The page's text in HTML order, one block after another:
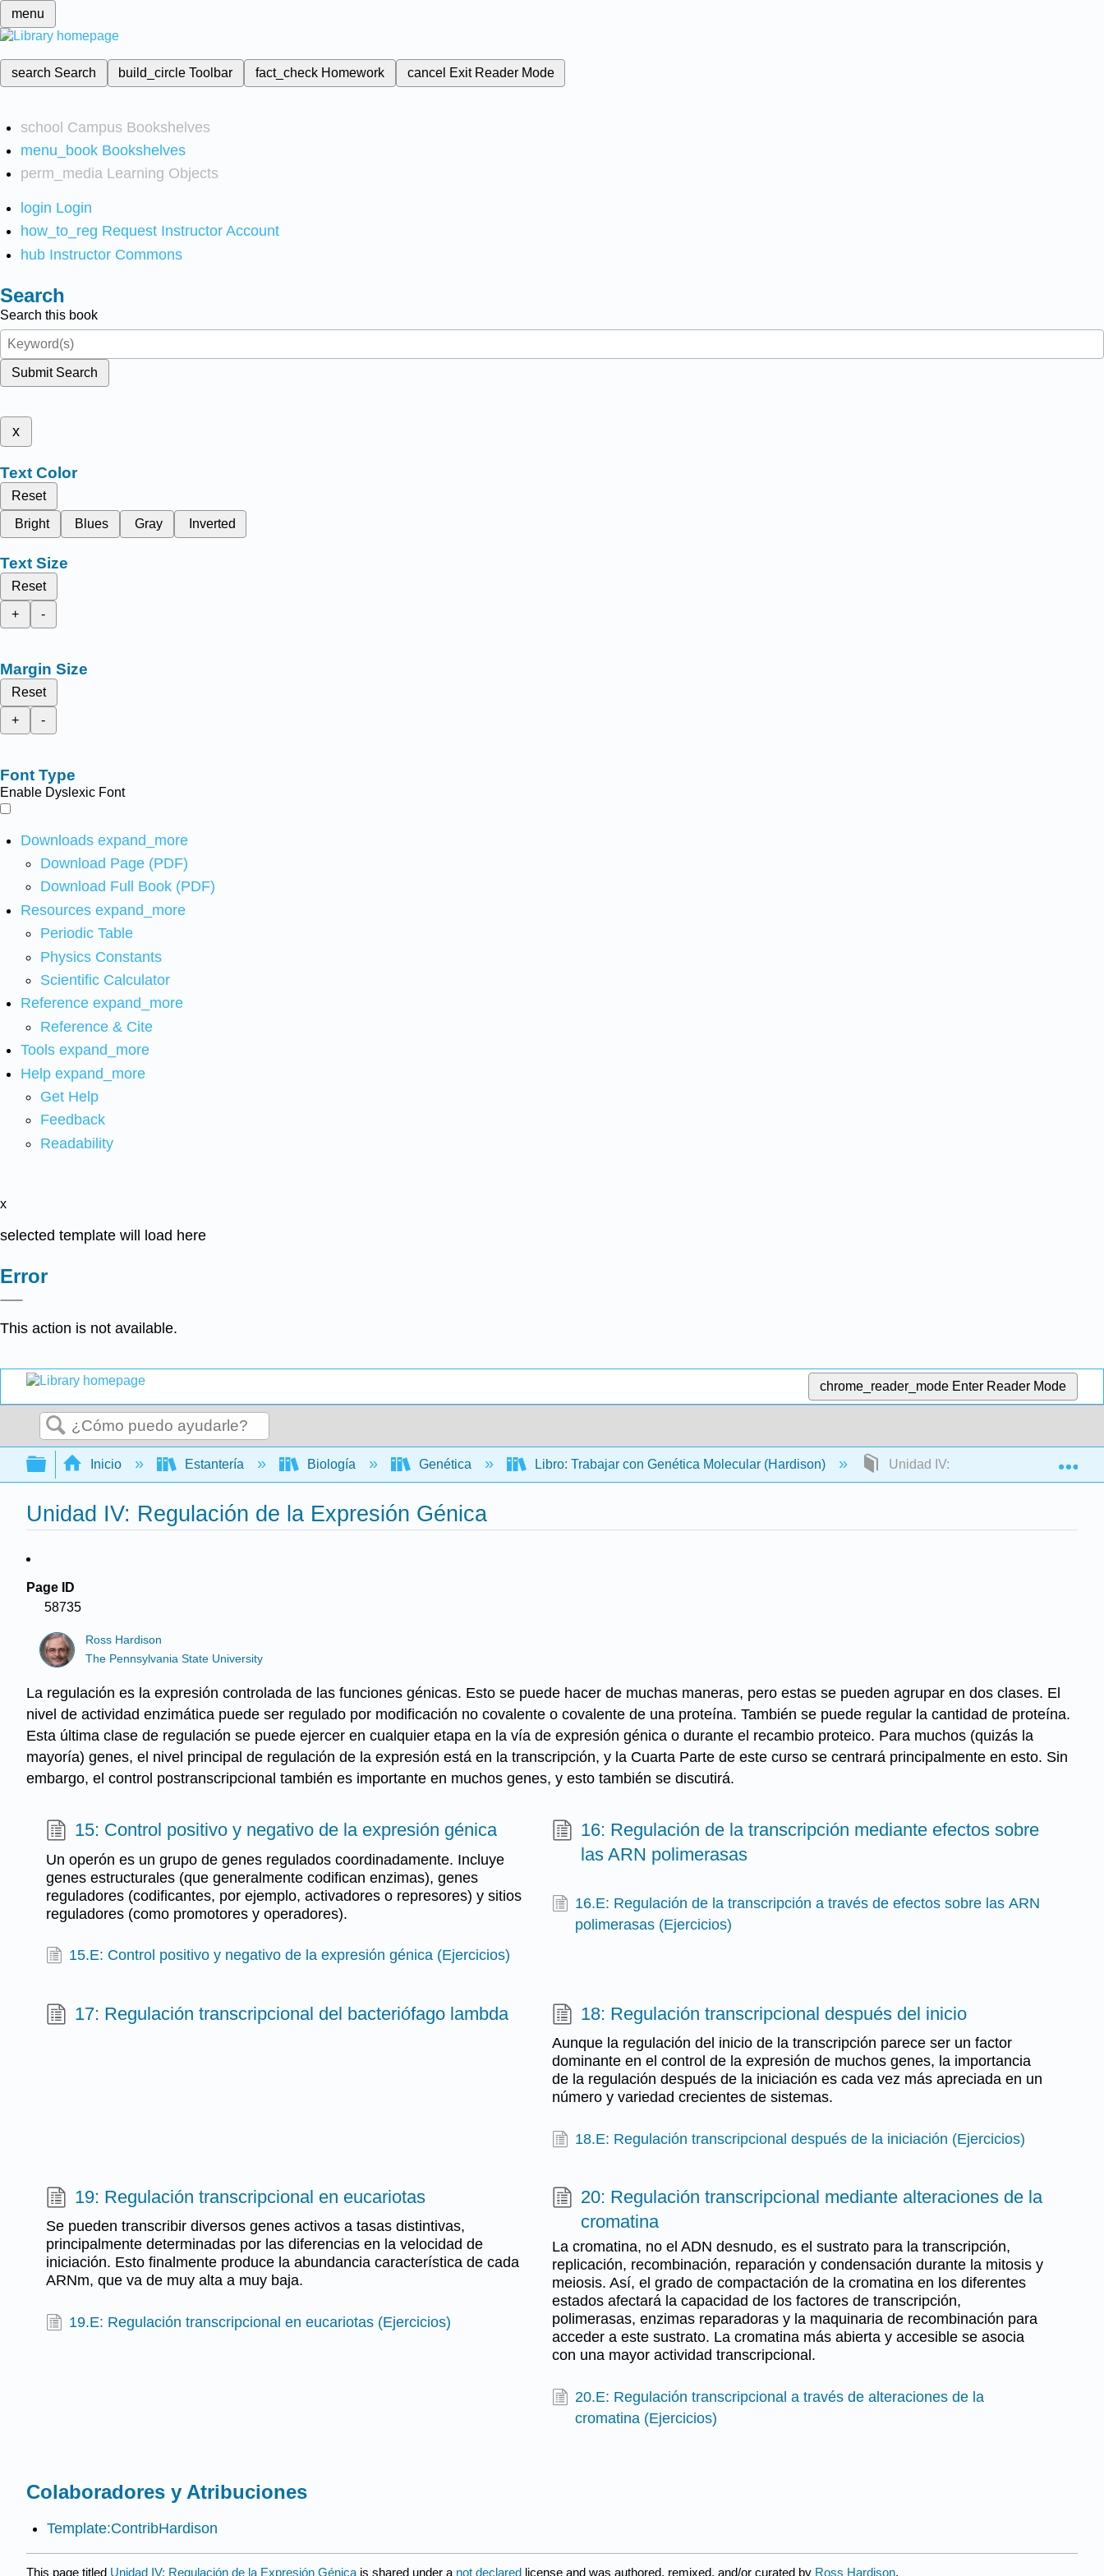
menu
search Search build_circleToolbar fact_check Homework cancel Exit Reader Mode
school Campus Bookshelves
menu_book Bookshelves
perm_media Learning Objects
login Login
how_to_reg Request Instructor Account
hub Instructor Commons
Search
Search this book
Submit Search
x
Text Color
Reset
Bright
Blues Gray Inverted
Text Size
Reset
+
-
Margin Size
Reset
+
-
Font Type
Enable Dyslexic Font
Downloads expand_more
Download Page (PDF)
Download Full Book (PDF)
Resources expand_more
Periodic Table
Physics Constants
Scientific Calculator
Reference expand_more
Reference & Cite
Tools expand_more
Help expand_more
Get Help
Feedback
Readability
x
selected template will load here
Error
This action is not available.
chrome_reader_mode Enter Reader Mode
Buscar
Expandir/contraer jerarquía global
Inicio Estantería Biología Genética Libro: Trabajar con Genética Molecular (Hardison) Unidad IV: Regulación de la
Unidad IV: Regulación de la Expresión Génica
Page ID
58735
Ross Hardison
The Pennsylvania State University
La regulación es la expresión controlada de las funciones génicas. Esto se puede hacer de muchas maneras, pero estas se pueden agrupar en dos clases. El
nivel de actividad enzimática puede ser regulado por modificación no covalente o covalente de una proteína. También se puede regular la cantidad de proteína.
Esta última clase de regulación se puede ejercer en cualquier etapa en la vía de expresión génica o durante el recambio proteico. Para muchos (quizás la
mayoría) genes, el nivel principal de regulación de la expresión está en la transcripción, y la Cuarta Parte de este curso se centrará principalmente en esto. Sin
embargo, el control postranscripcional también es importante en muchos genes, y esto también se discutirá.
15: Control positivo y negativo de la expresión génica
Un operón es un grupo de genes regulados coordinadamente. Incluye
genes estructurales (que generalmente codifican enzimas), genes
reguladores (codificantes, por ejemplo, activadores o represores) y sitios
reguladores (como promotores y operadores).
15.E: Control positivo y negativo de la expresión génica (Ejercicios)
16: Regulación de la transcripción mediante efectos sobre
las ARN polimerasas
16.E: Regulación de la transcripción a través de efectos sobre las ARN
polimerasas (Ejercicios)
17: Regulación transcripcional del bacteriófago lambda 18: Regulación transcripcional después del inicio
Aunque la regulación del inicio de la transcripción parece ser un factor
dominante en el control de la expresión de muchos genes, la importancia
de la regulación después de la iniciación es cada vez más apreciada en un
número y variedad crecientes de sistemas.
18.E: Regulación transcripcional después de la iniciación (Ejercicios)
19: Regulación transcripcional en eucariotas
Se pueden transcribir diversos genes activos a tasas distintivas,
principalmente determinadas por las diferencias en la velocidad de
iniciación. Esto finalmente produce la abundancia característica de cada
ARNm, que va de muy alta a muy baja.
19.E: Regulación transcripcional en eucariotas (Ejercicios)
20: Regulación transcripcional mediante alteraciones de la
cromatina
La cromatina, no el ADN desnudo, es el sustrato para la transcripción,
replicación, recombinación, reparación y condensación durante la mitosis y
meiosis. Así, el grado de compactación de la cromatina en los diferentes
estados afectará la capacidad de los factores de transcripción,
polimerasas, enzimas reparadoras y la maquinaria de recombinación para
acceder a este sustrato. La cromatina más abierta y accesible se asocia
con una mayor actividad transcripcional.
20.E: Regulación transcripcional a través de alteraciones de la
cromatina (Ejercicios)
Colaboradores y Atribuciones
Template:ContribHardison
This page titled Unidad IV: Regulación de la Expresión Génica is shared under a not declared license and was authored, remixed, and/or curated by Ross Hardison.